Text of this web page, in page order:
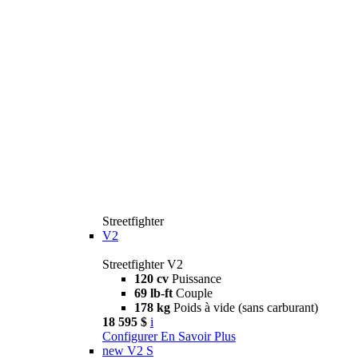
Streetfighter
V2
Streetfighter V2
120 cv Puissance
69 lb-ft Couple
178 kg Poids à vide (sans carburant)
18 595 $ i
Configurer En Savoir Plus
new V2 S